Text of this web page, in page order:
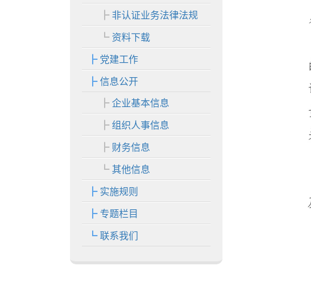
非认证业务法律法规
资料下载
党建工作
信息公开
企业基本信息
组织人事信息
财务信息
其他信息
实施规则
专题栏目
联系我们